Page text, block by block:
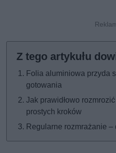
Folia aluminiowa przyda
gotowania
Jak prawidłowo
prostych kroków
Regularne rozmrażanie